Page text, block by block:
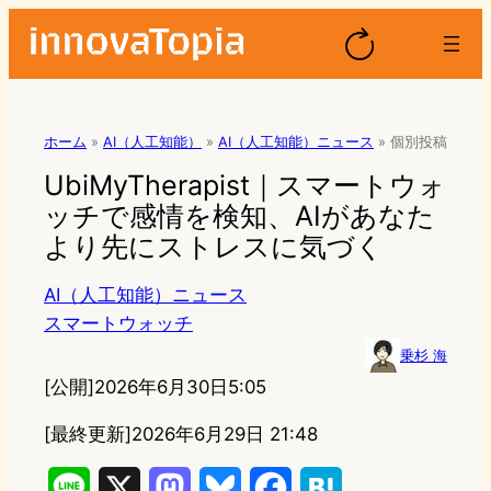
ホーム » AI（人工知能） » AI（人工知能）ニュース » 個別投稿
UbiMyTherapist｜スマートウォ
ッチで感情を検知、AIがあなた
より先にストレスに気づく
AI（人工知能）ニュース
スマートウォッチ
乗杉 海
[公開]2026年6月30日5:05
[最終更新]2026年6月29日 21:48